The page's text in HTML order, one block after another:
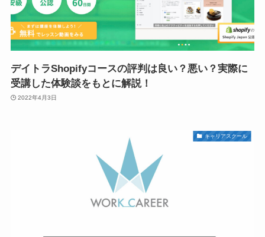
デイトラShopifyコースの評判は良い？悪い？実際に
受講した体験談をもとに解説！
2022年4月3日
キャリアスクール